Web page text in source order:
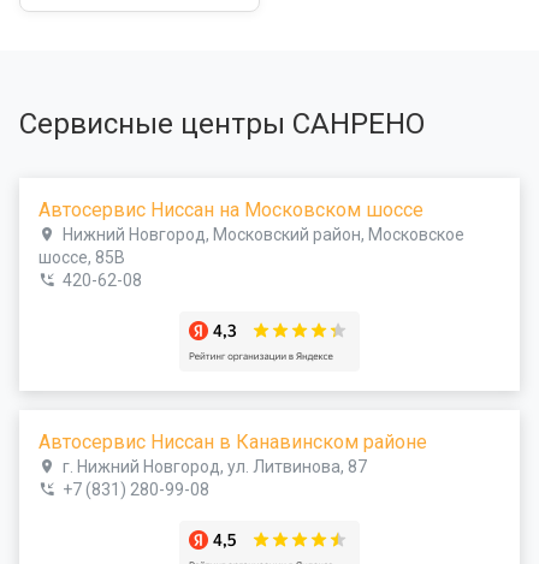
Сервисные центры САНРЕНО
Автосервис Ниссан на Московском шоссе
Нижний Новгород, Московский район, Московское
шоссе, 85В
420-62-08
Автосервис Ниссан в Канавинском районе
г. Нижний Новгород, ул. Литвинова, 87
+7 (831) 280-99-08